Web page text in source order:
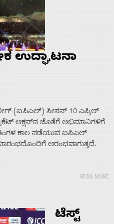
ಉದ್ಘಾಟನಾ
(ಐಪಿಎಲ್) ಸೀಸನ್ 10 ಎಪ್ರಿಲ್
ಆಕ್ಷನ್‌ನ ಜೊತೆಗೆ ಅಭಿಮಾನಿಗಳಿಗೆ
ಕಾಲ ನಡೆಯುವ ಐಪಿಎಲ್
ಆರಂಭವಾಗುತ್ತದೆ.
READ MORE
ಟೆಸ್ಟ್